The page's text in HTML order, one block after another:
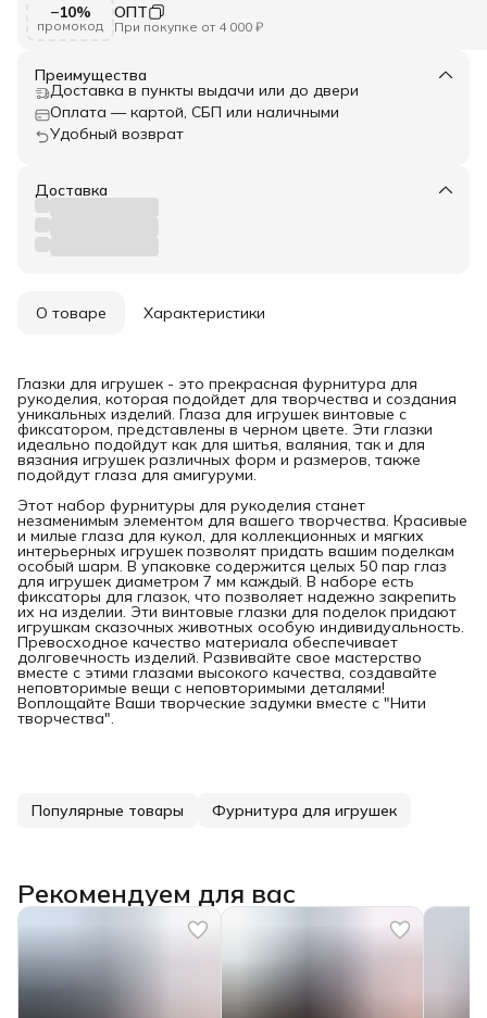
−10%
промокод
ОПТ
При покупке от 4 000 ₽
Преимущества
Доставка в пункты выдачи или до двери
Оплата — картой, СБП или наличными
Удобный возврат
Доставка
О товаре Характеристики
Глазки для игрушек - это прекрасная фурнитура для
рукоделия, которая подойдет для творчества и создания
уникальных изделий. Глаза для игрушек винтовые с
фиксатором, представлены в черном цвете. Эти глазки
идеально подойдут как для шитья, валяния, так и для
вязания игрушек различных форм и размеров, также
подойдут глаза для амигуруми.
Этот набор фурнитуры для рукоделия станет
незаменимым элементом для вашего творчества. Красивые
и милые глаза для кукол, для коллекционных и мягких
интерьерных игрушек позволят придать вашим поделкам
особый шарм. В упаковке содержится целых 50 пар глаз
для игрушек диаметром 7 мм каждый. В наборе есть
фиксаторы для глазок, что позволяет надежно закрепить
их на изделии. Эти винтовые глазки для поделок придают
игрушкам сказочных животных особую индивидуальность.
Превосходное качество материала обеспечивает
долговечность изделий. Развивайте свое мастерство
вместе с этими глазами высокого качества, создавайте
неповторимые вещи с неповторимыми деталями!
Воплощайте Ваши творческие задумки вместе с "Нити
творчества".
Популярные товары Фурнитура для игрушек
Рекомендуем для вас